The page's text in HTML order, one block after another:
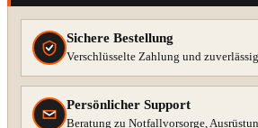
Sichere Bestellung
Verschlüsselte Zahlung und
Persönlicher Support
Beratung zu Notfallvorsorge,